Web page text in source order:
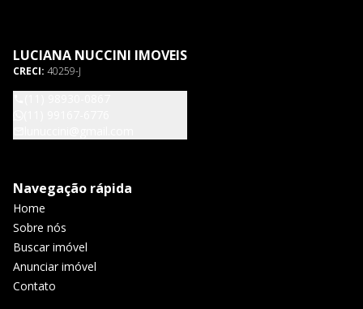
LUCIANA NUCCINI IMOVEIS
CRECI: 40259-J
Navegação rápida
Home
Sobre nós
Buscar imóvel
Anunciar imóvel
Contato